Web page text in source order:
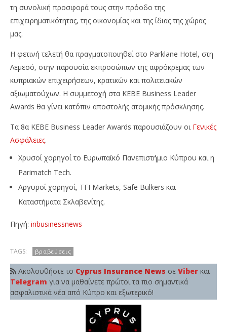
τη συνολική προσφορά τους στην πρόοδο της
επιχειρηματικότητας, της οικονομίας και της ίδιας της χώρας
μας.
Η φετινή τελετή θα πραγματοποιηθεί στο Parklane Hotel, στη
Λεμεσό, στην παρουσία εκπροσώπων της αφρόκρεμας των
κυπριακών επιχειρήσεων, κρατικών και πολιτειακών
αξιωματούχων. Η συμμετοχή στα KEBE Business Leader
Awards θα γίνει κατόπιν αποστολής ατομικής πρόσκλησης.
Tα 8α ΚΕΒΕ Βusiness Leader Awards παρουσιάζουν οι Γενικές
Ασφάλειες.
Χρυσοί χορηγοί το Ευρωπαϊκό Πανεπιστήμιο Κύπρου και η
Parimatch Tech.
Aργυροί χορηγοί, TFI Markets, Safe Bulkers και
Καταστήματα Σκλαβενίτης.
Πηγή: inbusinessnews
TAGS: βραβεύσεις
Ακολουθήστε το Cyprus Insurance News σε Viber και
Telegram για να μαθαίνετε πρώτοι τα πιο σημαντικά
ασφαλιστικά νέα από Κύπρο και εξωτερικό!